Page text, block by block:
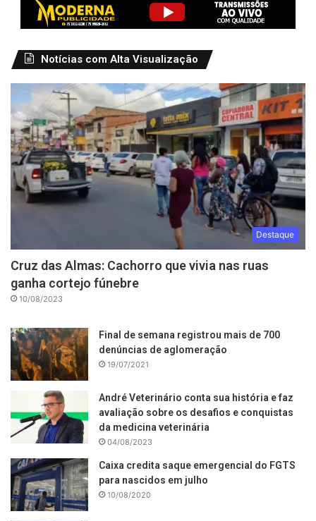
Notícias com Alta Visualização
Destaque
Cruz das Almas: Cachorro que vivia nas ruas
ganha cortejo fúnebre
10/08/2023
Final de semana registrou mais de 700
denúncias de aglomeração
19/07/2021
André Veterinário conta sua história e faz
avaliação sobre os desafios e conquistas
da medicina veterinária
04/08/2023
Caixa credita saque emergencial do FGTS
para nascidos em julho
10/08/2020